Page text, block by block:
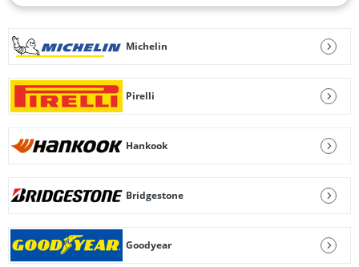
Michelin
Pirelli
Hankook
Bridgestone
Goodyear